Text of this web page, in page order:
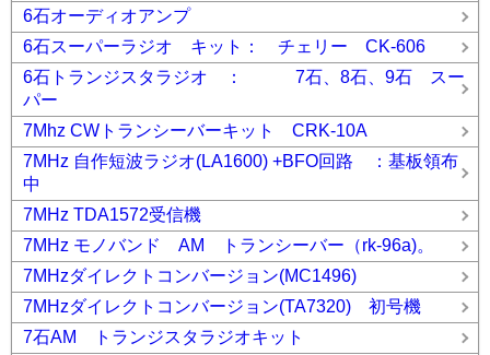
6石オーディオアンプ
6石スーパーラジオ キット： チェリー CK-606
6石トランジスタラジオ ： 7石、8石、9石 スー
パー
7Mhz CWトランシーバーキット CRK-10A
7MHz 自作短波ラジオ(LA1600) +BFO回路 ：基板領布
中
7MHz TDA1572受信機
7MHz モノバンド AM トランシーバー（rk-96a)。
7MHzダイレクトコンバージョン(MC1496)
7MHzダイレクトコンバージョン(TA7320) 初号機
7石AM トランジスタラジオキット